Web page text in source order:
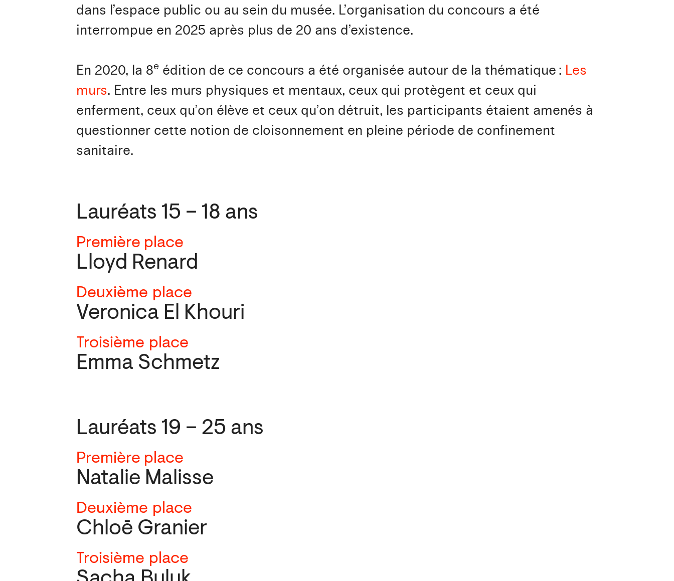
dans l’espace public ou au sein du musée. L’organisation du concours a été
interrompue en 2025 après plus de 20 ans d’existence.
En 2020, la 8e édition de ce concours a été organisée autour de la thématique : Les
murs. Entre les murs physiques et mentaux, ceux qui protègent et ceux qui
enferment, ceux qu’on élève et ceux qu’on détruit, les participants étaient amenés à
questionner cette notion de cloisonnement en pleine période de confinement
sanitaire.
Lauréats 15 – 18 ans
Première place
Lloyd Renard
Deuxième place
Veronica El Khouri
Troisième place
Emma Schmetz
Lauréats 19 – 25 ans
Première place
Natalie Malisse
Deuxième place
Chloē Granier
Troisième place